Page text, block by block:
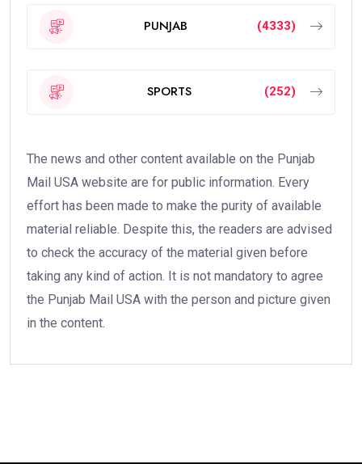
PUNJAB (4333)
SPORTS (252)
The news and other content available on the Punjab
Mail USA website are for public information. Every
effort has been made to make the purity of available
material reliable. Despite this, the readers are advised
to check the accuracy of the material given before
taking any kind of action. It is not mandatory to agree
the Punjab Mail USA with the person and picture given
in the content.